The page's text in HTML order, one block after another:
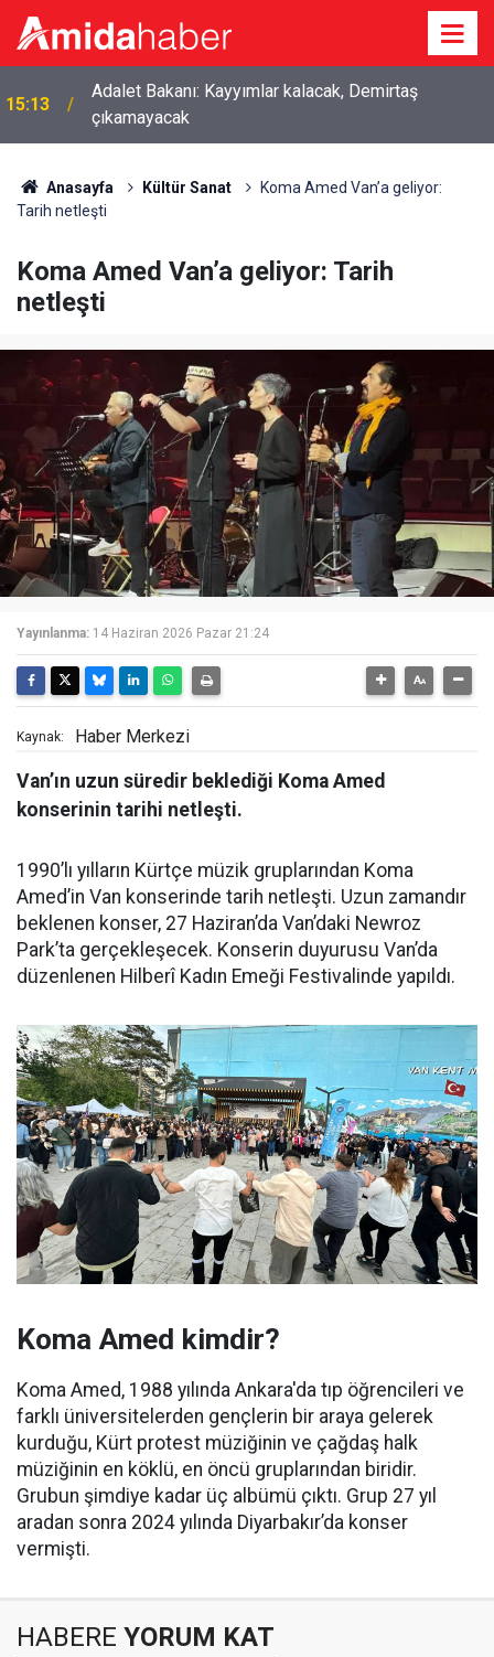
15:13
Adalet Bakanı: Kayyımlar kalacak, Demirtaş
çıkamayacak
Anasayfa Kültür Sanat
Koma Amed Van’a geliyor:
Tarih netleşti
Koma Amed Van’a geliyor: Tarih
netleşti
Yayınlanma: 14 Haziran 2026 Pazar 21:24
Kaynak: Haber Merkezi
Van’ın uzun süredir beklediği Koma Amed
konserinin tarihi netleşti.
1990’lı yılların Kürtçe müzik gruplarından Koma
Amed’in Van konserinde tarih netleşti. Uzun zamandır
beklenen konser, 27 Haziran’da Van’daki Newroz
Park’ta gerçekleşecek. Konserin duyurusu Van’da
düzenlenen Hilberî Kadın Emeği Festivalinde yapıldı.
Koma Amed kimdir?
Koma Amed, 1988 yılında Ankara'da tıp öğrencileri ve
farklı üniversitelerden gençlerin bir araya gelerek
kurduğu, Kürt protest müziğinin ve çağdaş halk
müziğinin en köklü, en öncü gruplarından biridir.
Grubun şimdiye kadar üç albümü çıktı. Grup 27 yıl
aradan sonra 2024 yılında Diyarbakır’da konser
vermişti.
HABERE YORUM KAT